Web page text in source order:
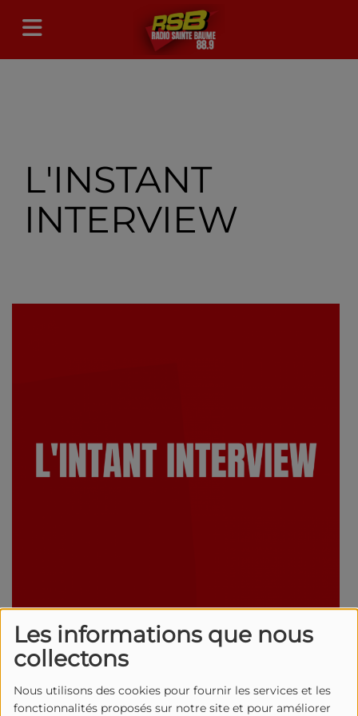
Les informations que nous
collectons
Nous utilisons des cookies pour fournir les services et les
fonctionnalités proposés sur notre site et pour améliorer
L'INSTANT
INTERVIEW
L'instant Interview, le rendez vous de Radio Sainte
Baume !